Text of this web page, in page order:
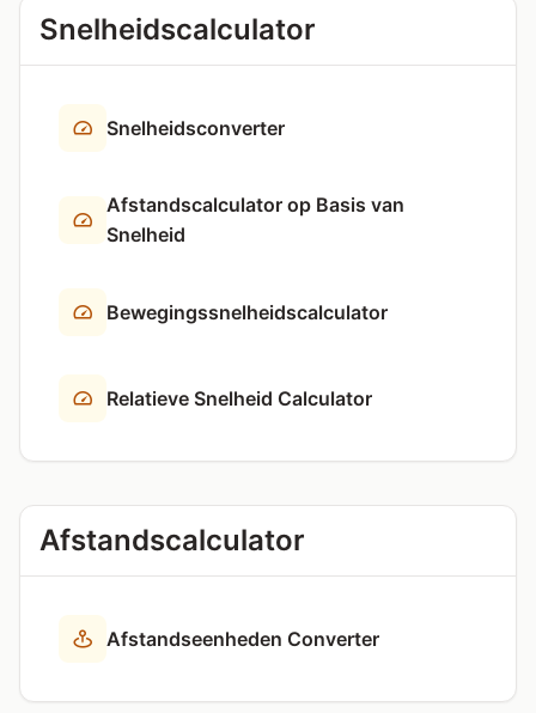
Snelheidscalculator
Snelheidsconverter
Afstandscalculator op Basis van
Snelheid
Bewegingssnelheidscalculator
Relatieve Snelheid Calculator
Afstandscalculator
Afstandseenheden Converter